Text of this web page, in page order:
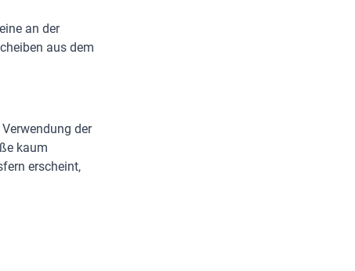
an der
aus dem
der
kaum
erscheint,